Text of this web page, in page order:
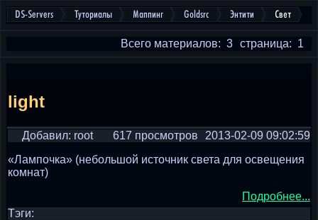
DS-Servers Туториалы Маппинг Goldsrc Энтити Свет
страница: 1
Всего материалов: 3
light
Добавил: root 2013-02-09 09:02:59
617 просмотров
«Лампочка» (небольшой источник света для освещения
комнат)
Подробнее...
Тэги: